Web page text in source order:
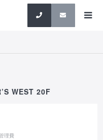
検索
WEST 20F
理費